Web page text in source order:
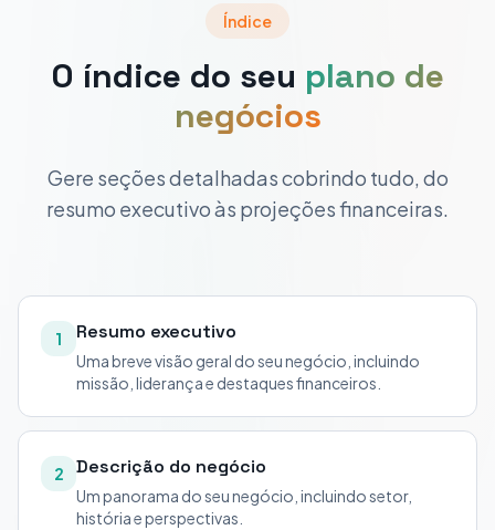
Índice
O índice do seu plano de
negócios
Gere seções detalhadas cobrindo tudo, do
resumo executivo às projeções financeiras.
1 Resumo executivo
Uma breve visão geral do seu negócio, incluindo
missão, liderança e destaques financeiros.
2 Descrição do negócio
Um panorama do seu negócio, incluindo setor,
história e perspectivas.